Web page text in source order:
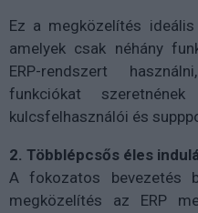
Ez a megközelítés
amelyek csak néhány
ERP-rendszert
funkciókat
kulcsfelhasználói és
2. Többlépcsős éles
A fokozatos bevezetés
megközelítés az ERP